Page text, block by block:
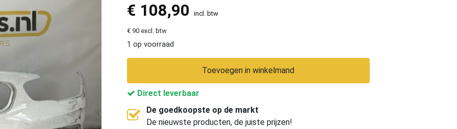
€ 108,90 incl. btw
€ 90 excl. btw
1 op voorraad
Toevoegen in winkelmand
Direct leverbaar
De goedkoopste op de markt
De nieuwste producten, de juiste prijzen!